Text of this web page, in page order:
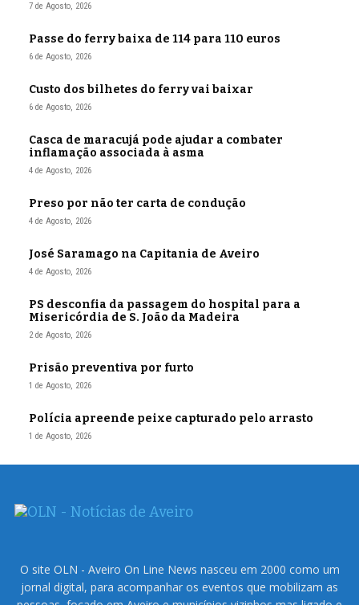
7 de Agosto, 2026
Passe do ferry baixa de 114 para 110 euros
6 de Agosto, 2026
Custo dos bilhetes do ferry vai baixar
6 de Agosto, 2026
Casca de maracujá pode ajudar a combater
inflamação associada à asma
4 de Agosto, 2026
Preso por não ter carta de condução
4 de Agosto, 2026
José Saramago na Capitania de Aveiro
4 de Agosto, 2026
PS desconfia da passagem do hospital para a
Misericórdia de S. João da Madeira
2 de Agosto, 2026
Prisão preventiva por furto
1 de Agosto, 2026
Polícia apreende peixe capturado pelo arrasto
1 de Agosto, 2026
O site OLN - Aveiro On Line News nasceu em 2000 como um
jornal digital, para acompanhar os eventos que mobilizam as